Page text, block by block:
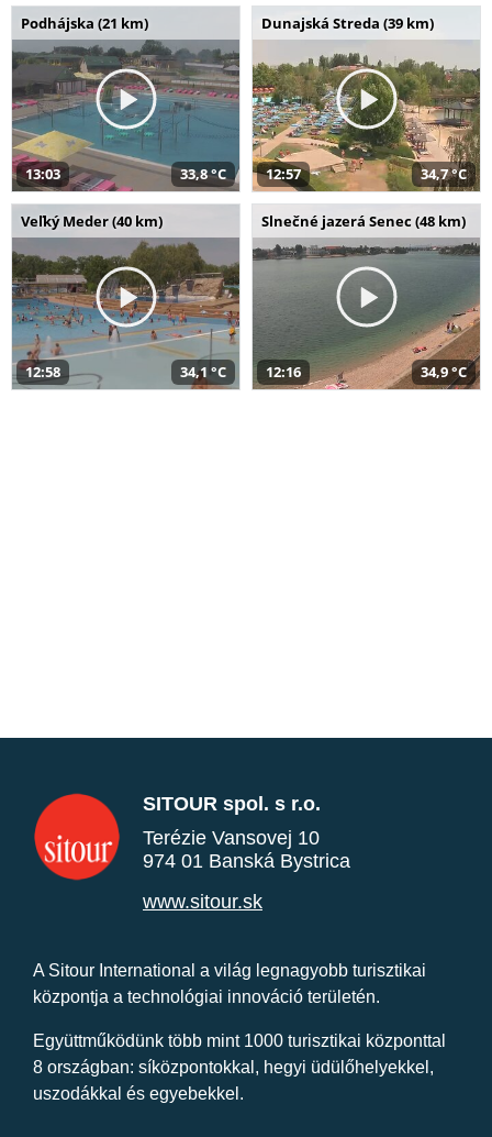
Podhájska (21 km)
13:03 33,8 °C
Dunajská Streda (39 km)
12:57 34,7 °C
Veľký Meder (40 km)
12:58 34,1 °C
Slnečné jazerá Senec (48 km)
12:16 34,9 °C
SITOUR spol. s r.o.
Terézie Vansovej 10
974 01 Banská Bystrica
www.sitour.sk
A Sitour International a világ legnagyobb turisztikai
központja a technológiai innováció területén.
Együttműködünk több mint 1000 turisztikai központtal
8 országban: síközpontokkal, hegyi üdülőhelyekkel,
uszodákkal és egyebekkel.